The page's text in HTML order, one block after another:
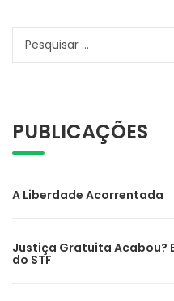
Pesquisar
PUBLICAÇÕES
A Liberdade Acorrentada
Justiça Gratuita Acabou?
do STF